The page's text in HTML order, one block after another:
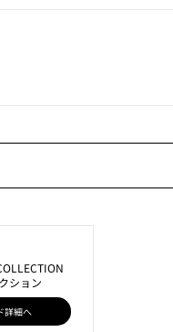
ション
詳細へ